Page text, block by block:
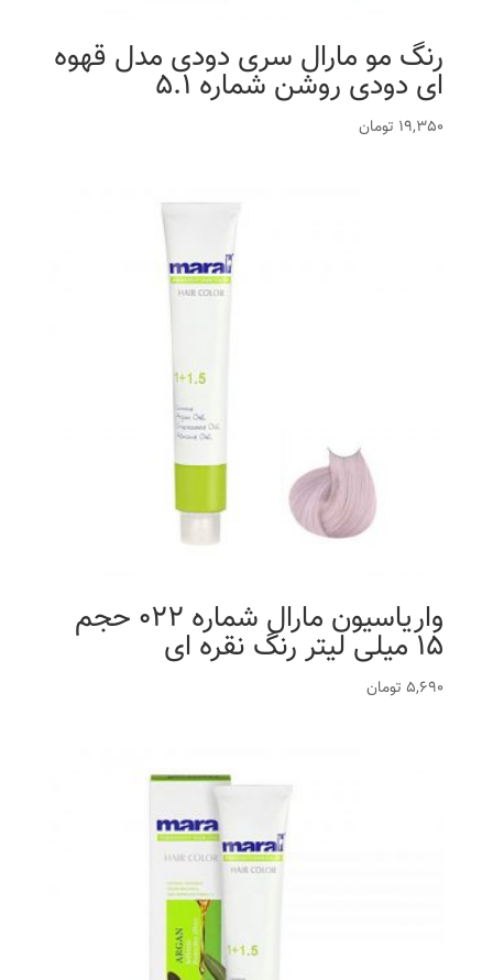
رنگ مو مارال سری دودی مدل قهوه
ای دودی روشن شماره 5.1
19,350 تومان
واریاسیون مارال شماره 022 حجم
15 میلی لیتر رنگ نقره ای
5,690 تومان